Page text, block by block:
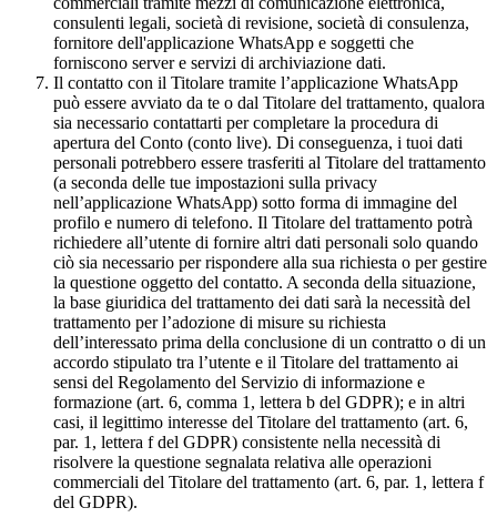
consulenti legali, società di revisione, società di consulenza,
fornitore dell'applicazione WhatsApp e soggetti che
forniscono server e servizi di archiviazione dati.
Il contatto con il Titolare tramite l’applicazione WhatsApp
può essere avviato da te o dal Titolare del trattamento, qualora
sia necessario contattarti per completare la procedura di
apertura del Conto (conto live). Di conseguenza, i tuoi dati
personali potrebbero essere trasferiti al Titolare del trattamento
(a seconda delle tue impostazioni sulla privacy
nell’applicazione WhatsApp) sotto forma di immagine del
profilo e numero di telefono. Il Titolare del trattamento potrà
richiedere all’utente di fornire altri dati personali solo quando
ciò sia necessario per rispondere alla sua richiesta o per gestire
la questione oggetto del contatto. A seconda della situazione,
la base giuridica del trattamento dei dati sarà la necessità del
trattamento per l’adozione di misure su richiesta
dell’interessato prima della conclusione di un contratto o di un
accordo stipulato tra l’utente e il Titolare del trattamento ai
sensi del Regolamento del Servizio di informazione e
formazione (art. 6, comma 1, lettera b del GDPR); e in altri
casi, il legittimo interesse del Titolare del trattamento (art. 6,
par. 1, lettera f del GDPR) consistente nella necessità di
risolvere la questione segnalata relativa alle operazioni
commerciali del Titolare del trattamento (art. 6, par. 1, lettera f
del GDPR).